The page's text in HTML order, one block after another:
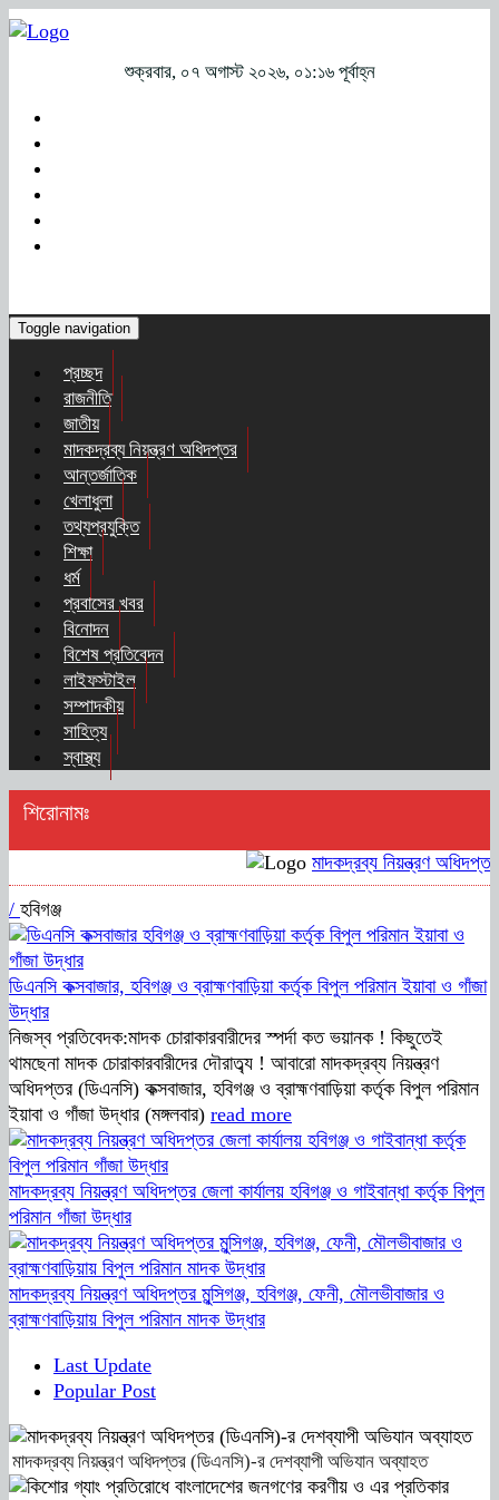
শুক্রবার, ০৭ অগাস্ট ২০২৬, ০১:১৬ পূর্বাহ্ন
Toggle navigation
প্রচ্ছদ
রাজনীতি
জাতীয়
মাদকদ্রব্য নিয়ন্ত্রণ অধিদপ্তর
আন্তর্জাতিক
খেলাধুলা
তথ্যপ্রযুক্তি
শিক্ষা
ধর্ম
প্রবাসের খবর
বিনোদন
বিশেষ প্রতিবেদন
লাইফস্টাইল
সম্পাদকীয়
সাহিত্য
স্বাস্থ্য
শিরোনামঃ
মাদকদ্রব্য নিয়ন্ত্রণ
/ হবিগঞ্জ
ডিএনসি কক্সবাজার, হবিগঞ্জ ও ব্রাহ্মণবাড়িয়া কর্তৃক বিপুল পরিমান ইয়াবা ও গাঁজা
উদ্ধার
নিজস্ব প্রতিবেদক:মাদক চোরাকারবারীদের স্পর্দা কত ভয়ানক ! কিছুতেই
থামছেনা মাদক চোরাকারবারীদের দৌরাত্ব্য ! আবারো মাদকদ্রব্য নিয়ন্ত্রণ
অধিদপ্তর (ডিএনসি) কক্সবাজার, হবিগঞ্জ ও ব্রাহ্মণবাড়িয়া কর্তৃক বিপুল পরিমান
ইয়াবা ও গাঁজা উদ্ধার (মঙ্গলবার) read more
মাদকদ্রব্য নিয়ন্ত্রণ অধিদপ্তর জেলা কার্যালয় হবিগঞ্জ ও গাইবান্ধা কর্তৃক বিপুল
পরিমান গাঁজা উদ্ধার
মাদকদ্রব্য নিয়ন্ত্রণ অধিদপ্তর মুন্সিগঞ্জ, হবিগঞ্জ, ফেনী, মৌলভীবাজার ও
ব্রাহ্মণবাড়িয়ায় বিপুল পরিমান মাদক উদ্ধার
Last Update
Popular Post
মাদকদ্রব্য নিয়ন্ত্রণ অধিদপ্তর (ডিএনসি)-র দেশব্যাপী অভিযান অব্যাহত